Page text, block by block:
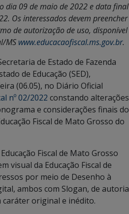
dia 09 de maio de 2022 e data final
Os interessados devem preencher
de autorização de uso, disponível
MS www.educacaofiscal.ms.gov.br.
de Estado de Fazenda
de Educação (SED),
(06.05), no Diário Oficial
nº 02/2022 constando alterações
e considerações finais do
Fiscal de Mato Grosso do
Fiscal de Mato Grosso
visual da Educação Fiscal de
por meio de Desenho à
ambos com Slogan, de autoria
original e inédito.